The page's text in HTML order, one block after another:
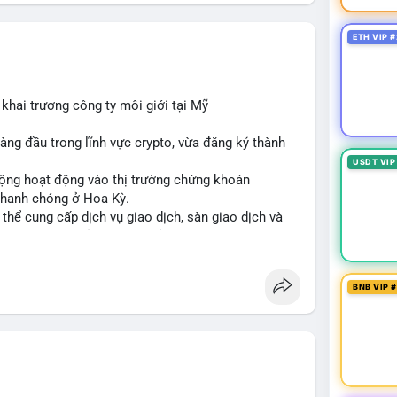
nguồn để xác định rõ ý đồ.
tránh hành động theo cảm xúc. Quan sát diễn
khi có xác nhận xu hướng rõ ràng.
#áplựcbán
trương công ty môi giới tại Mỹ
đầu trong lĩnh vực crypto, vừa đăng ký thành
hoạt động vào thị trường chứng khoán
chóng ở Hoa Kỳ.
cung cấp dịch vụ giao dịch, sàn giao dịch và
hội tăng trưởng của thị trường tokenized và củng
#brokerdealer #tokenizedsecurities
ETH VIP
USDT
BNB VIP